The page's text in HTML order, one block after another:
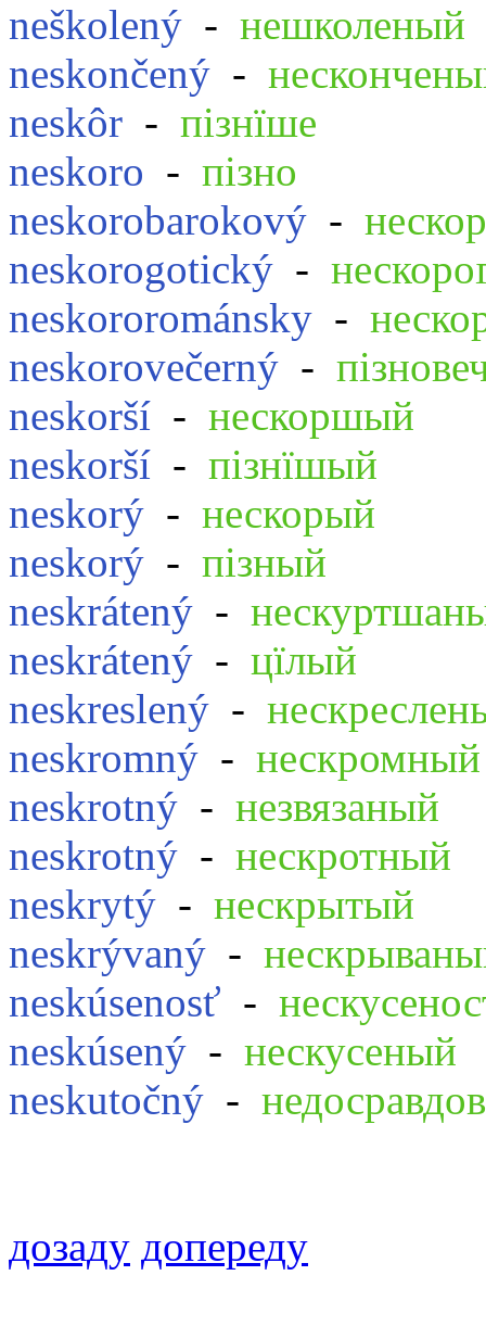
neškolený - нешколеный
neskončený -
neskôr - пізнїше
neskoro - пізно
neskorobarokový -
neskorogotický -
neskororománsky -
neskorovečerný -
neskorší - нескоршый
neskorší - пізнїшый
neskorý - нескорый
neskorý - пізный
neskrátený -
neskrátený - цїлый
neskreslený -
neskromný - нескромный
neskrotný - незвязаный
neskrotný - нескротный
neskrytý - нескрытый
neskrývaný -
neskúsenosť -
neskúsený - нескусеный
neskutočný -
дозаду допереду